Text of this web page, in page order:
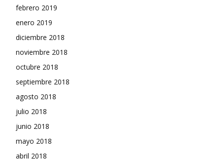
febrero 2019
enero 2019
diciembre 2018
noviembre 2018
octubre 2018
septiembre 2018
agosto 2018
julio 2018
junio 2018
mayo 2018
abril 2018